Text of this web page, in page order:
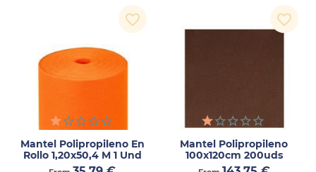
Mantel Polipropileno En
Rollo 1,20x50,4 M 1 Und
favorite_border
Mantel Polipropileno
100x120cm 200uds
favorite_border